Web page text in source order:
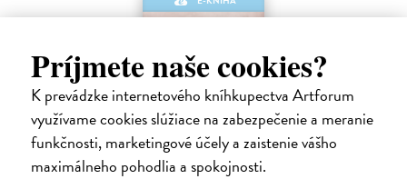
Príjmete naše cookies?
K prevádzke internetového kníhkupectva Artforum
využívame cookies slúžiace na zabezpečenie a meranie
funkčnosti, marketingové účely a zaistenie vášho
maximálneho pohodlia a spokojnosti.